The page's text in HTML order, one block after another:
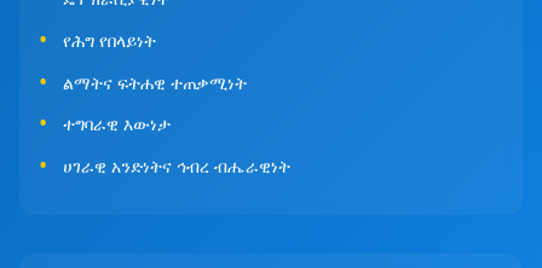
የሕግ የበላይነት
ልማትና ፍትሐዊ ተጠቃሚነት
ተግባራዊ እውነታ
ሀገራዊ አንድነትና ኅብረ ብሔራዊነት